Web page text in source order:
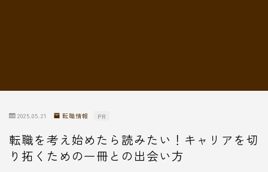
2025.05.21 転職情報 PR
転職を考え始めたら読みたい！キャリアを切
り拓くための一冊との出会い方